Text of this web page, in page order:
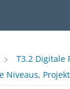
T3.2 Digitale
Niveaus,